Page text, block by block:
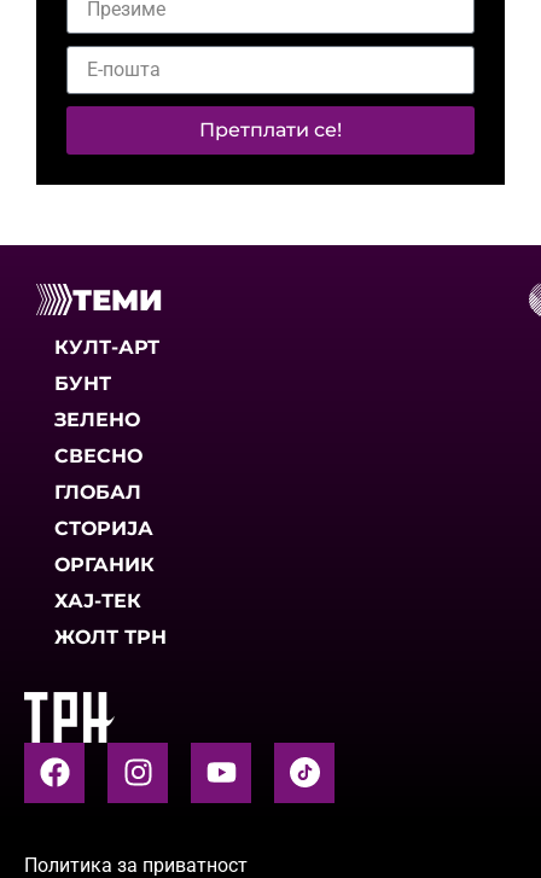
Претплати се!
ТЕМИ
КУЛТ-АРТ
БУНТ
ЗЕЛЕНО
СВЕСНО
ГЛОБАЛ
СТОРИЈА
ОРГАНИК
ХАЈ-ТЕК
ЖОЛТ ТРН
Политика за приватност